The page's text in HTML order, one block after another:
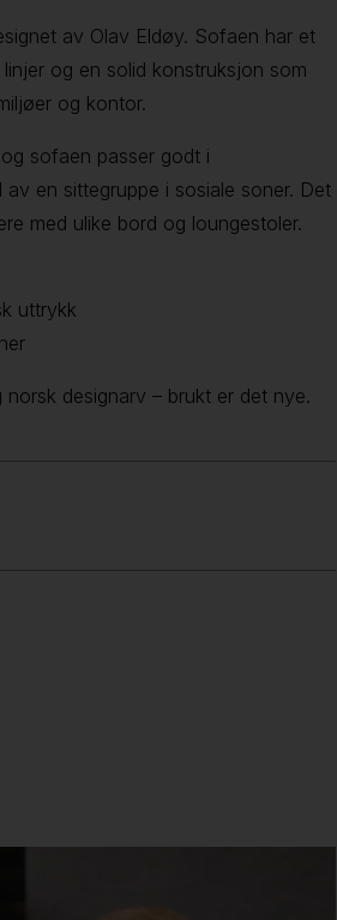
av Olav Eldøy. Sofaen har et
og en solid konstruksjon som
og kontor.
sofaen passer godt i
en sittegruppe i sosiale soner. Det
med ulike bord og loungestoler.
uttrykk
designarv – brukt er det nye.